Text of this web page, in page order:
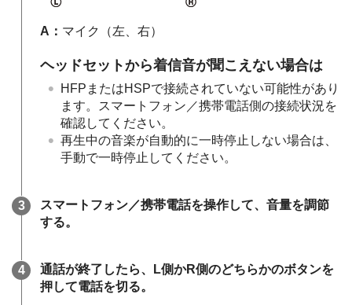
A： マイク（左、右）
ヘッドセットから着信音が聞こえない場合は
HFP またはHSPで接続されていない可能性があり
ます。スマートフォン／携帯電話側の接続状況を
確認してください。
再生中の音楽が自動的に一時停止しない場合は、
手動で一時停止してください。
スマートフォン／携帯電話を操作して、音量を調節
する。
通話が終了したら、L側かR側のどちらかのボタンを
押して電話を切る。